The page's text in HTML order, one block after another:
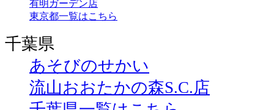
有明ガーデン店
東京都一覧はこちら
千葉県
あそびのせかい
流山おおたかの森S.C.店